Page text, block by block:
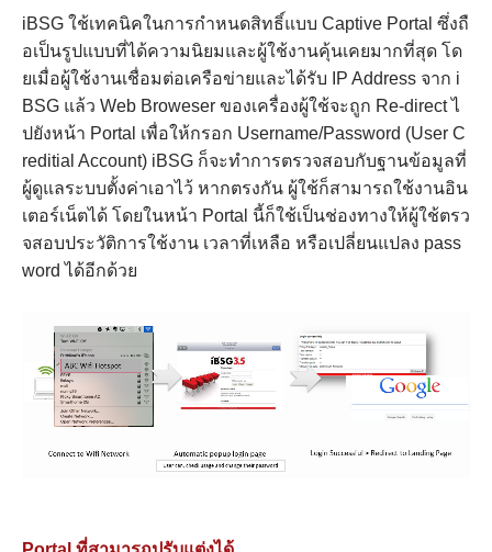
iBSG ใช้เทคนิคในการกำหนดสิทธิ์แบบ Captive Portal ซึ่งถื
อเป็นรูปแบบที่ได้ความนิยมและผู้ใช้งานคุ้นเคยมากที่สุด โด
ยเมื่อผู้ใช้งานเชื่อมต่อเครือข่ายและได้รับ IP Address จาก i
BSG แล้ว Web Broweser ของเครื่องผู้ใช้จะถูก Re-direct ไ
ปยังหน้า Portal เพื่อให้กรอก Username/Password (User C
reditial Account) iBSG ก็จะทำการตรวจสอบกับฐานข้อมูลที่
ผู้ดูแลระบบตั้งค่าเอาไว้ หากตรงกัน ผู้ใช้ก็สามารถใช้งานอิน
เตอร์เน็ตได้ โดยในหน้า Portal นี้ก็ใช้เป็นช่องทางให้ผู้ใช้ตรว
จสอบประวัติการใช้งาน เวลาที่เหลือ หรือเปลี่ยนแปลง pass
word ได้อีกด้วย